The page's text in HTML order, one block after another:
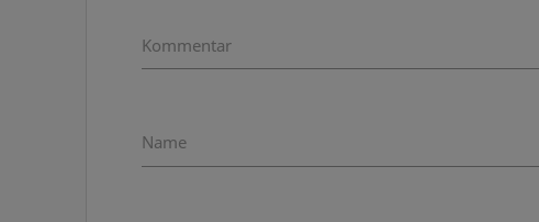
Kommentar
Name